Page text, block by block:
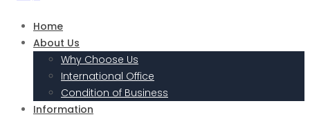
Home
About Us
Why Choose Us
International Office
Condition of Business
Information